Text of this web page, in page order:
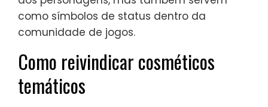
como símbolos de status dentro da
comunidade de jogos.
Como reivindicar cosméticos
temáticos